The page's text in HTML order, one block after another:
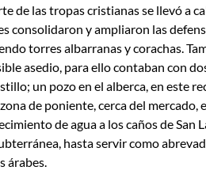
de las tropas cristianas se llevó a
consolidaron y ampliaron las
torres albarranas y corachas.
asedio, para ello contaban con
un pozo en el alberca, en este
de poniente, cerca del mercado,
de agua a los caños de San
hasta servir como
árabes.